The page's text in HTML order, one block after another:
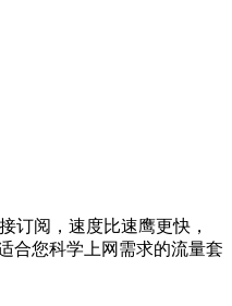
订阅，速度比速鹰更快，
合您科学上网需求的流量套